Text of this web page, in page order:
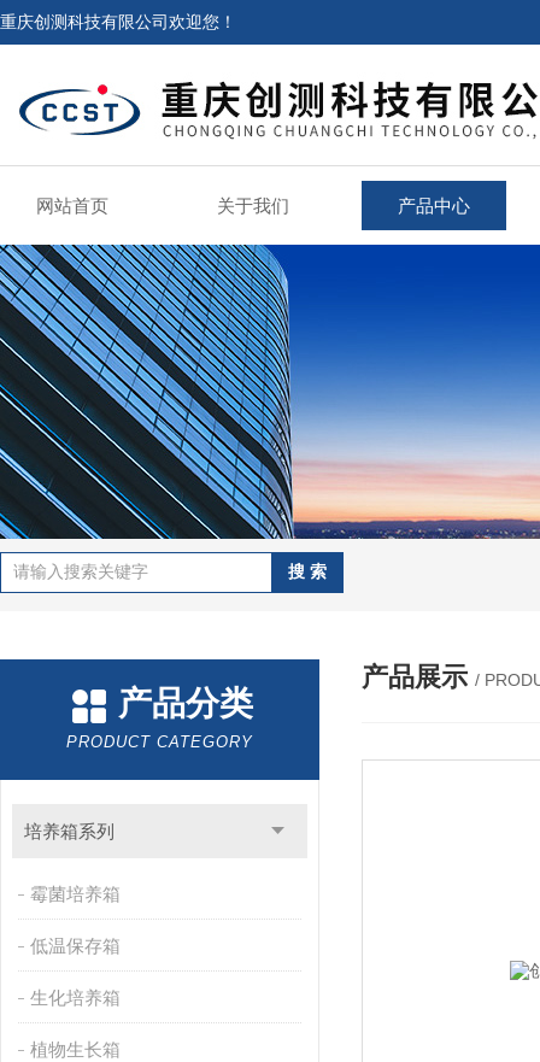
重庆创测科技有限公司欢迎您！
网站首页 关于我们 产品中心
产品分类
PRODUCT CATEGORY
培养箱系列
霉菌培养箱
低温保存箱
生化培养箱
植物生长箱
产品展示 /